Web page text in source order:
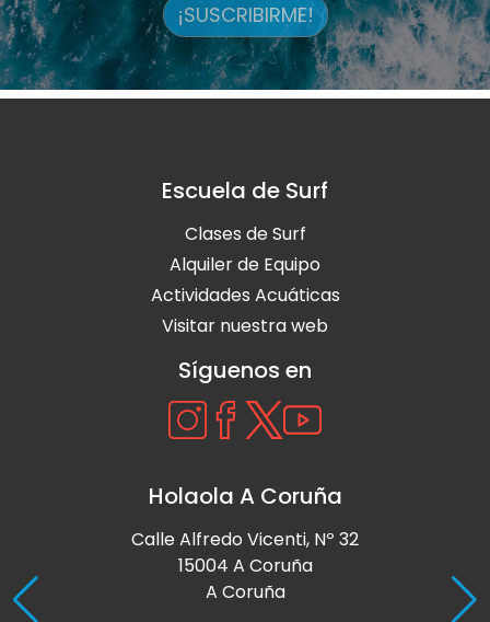
¡SUSCRIBIRME!
Escuela de Surf
Clases de Surf
Alquiler de Equipo
Actividades Acuáticas
Visitar nuestra web
Síguenos en
Holaola A Coruña
Calle Alfredo Vicenti, Nº 32
15004 A Coruña
A Coruña